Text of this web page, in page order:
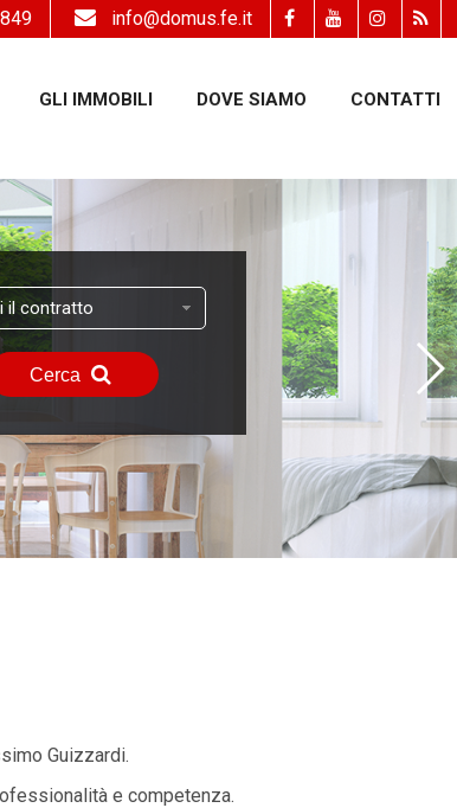
GLI IMMOBILI DOVE SIAMO CONTATTI
info@domus.fe.it
il contratto
Cerca
Guizzardi.
e competenza.